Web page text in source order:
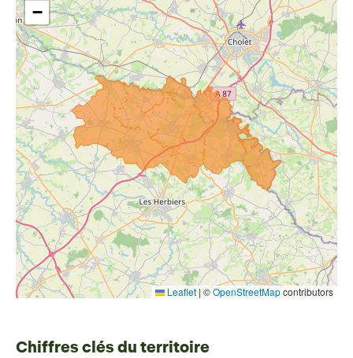
−
Leaflet | ©OpenStreetMapcontributors
Chiffres clés du territoire